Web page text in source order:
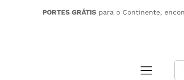
PORTES GRÁTIS para o Continente,
Filtro Papel para